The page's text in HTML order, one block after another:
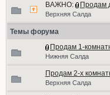
ВАЖНО:
Продам
Верхняя Салда
Темы форума
Продам 1-
Нижняя Салда
Продам 2-х
Верхняя Салда